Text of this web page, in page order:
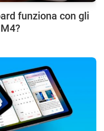
funziona con gli